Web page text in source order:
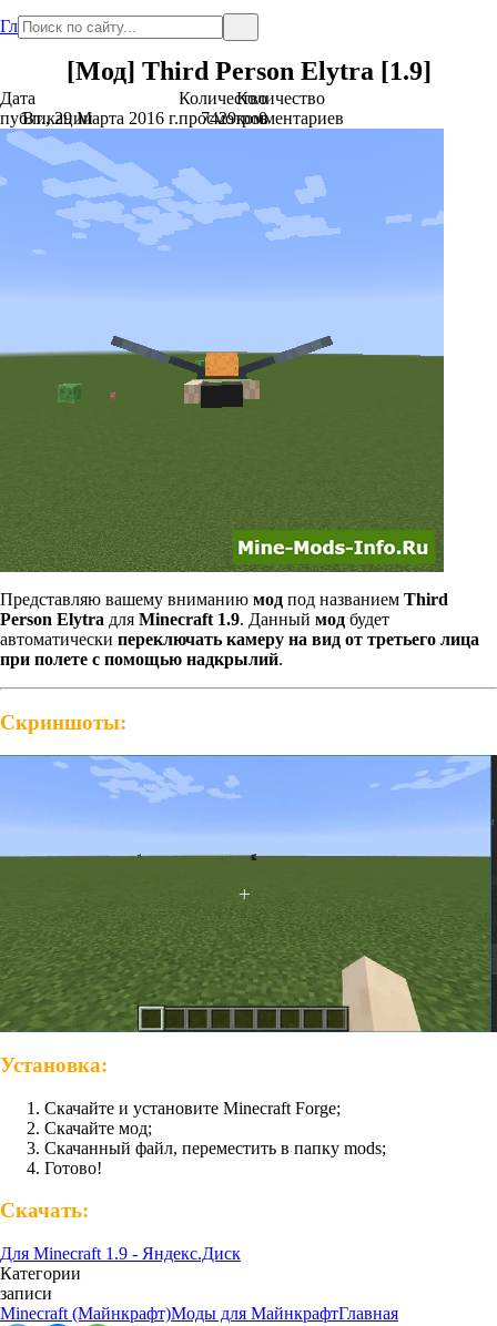
Главная
[Мод] Third Person Elytra [1.9]
Дата
публикации
Вт., 29 Марта 2016 г.
Количество
просмотров
7429
Количество
комментариев
0
Представляю вашему вниманию мод под названием Third
Person Elytra для Minecraft 1.9. Данный мод будет
автоматически переключать камеру на вид от третьего лица
при полете с помощью надкрылий.
Скриншоты:
Установка:
Скачайте и установите Minecraft Forge;
Скачайте мод;
Скачанный файл, переместить в папку mods;
Готово!
Скачать:
Для Minecraft 1.9 - Яндекс.Диск
Категории
записи
Minecraft (Майнкрафт)Моды для МайнкрафтГлавная